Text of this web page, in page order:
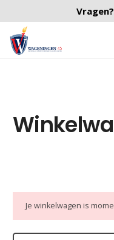
Vragen?
Je winkelwagen is